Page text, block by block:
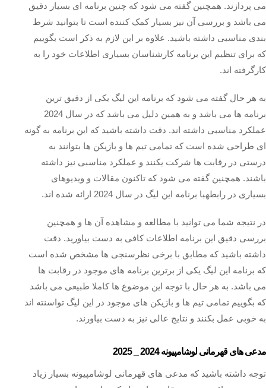
می پردازند. همچنین گفته می شود که چنین برنامه ای بسیار دقیق
می باشد و بررسی آن نیز بسیار کمک کننده است تا بتوانید شرط
بندی مناسبی داشته باشید. علاوه بر این لازم به ذکر است بگوییم
که برای تنظیم این برنامه کارشناسان بسیاری اطلاعات خود را به
کارگرفته اند.
به هر حال گفته می شود که برنامه این لیگ یکی از دقیق ترین
برنامه ها می باشد و به همین دلیل می باشد که در سال 2024
عملکرد مناسبی داشته اند. دقت داشته باشید که این برنامه به گونه
ای طراحی شده است که تمامی تیم ها و بازیکن ها بتوانند به
درستی در رقابت ها شرکت یکنند و عملکرد مناسبی نیز داشته
باشند. همچنین گفته می شود که تاکنون مقالات و ویدیوهای
بسیاری در رابطهبا برنامه این لیگ در سال 2024 ارائه شده اند.
در نتیجه شما می توانید با مطالعه و مشاهده آن ها و همچنین
بررسی دقیق این برنامه اطلاعات کافی به دست بیاورید. دقت
داشته باشید که مطابق با برخی نظرسنجی ها مشخص شده است
که برنامه این لیگ یکی از برترین برنامه های موجود در رقابت ها
می باشد. به هر حال با توجه این موضوع ها کاملا طبیعی می باشد
که بگوییم تمامی تیم ها و بازیکن های موجود در این لیگ تواسنته اند
به خوبی عمل بکنند و نتایج عالی نیز به دست بیاورند.
مدعی های قهرمانی لوشامپیونه 2024 _ 2025
توجه داشته باشید که مدعی های قهرمانی لوشامپیونه بسیار زیاد